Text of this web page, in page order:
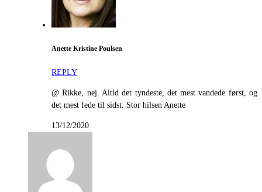
Anette Kristine Poulsen
REPLY
@ Rikke, nej. Altid det tyndeste, det mest vandede først, og
det mest fede til sidst. Stor hilsen Anette
13/12/2020